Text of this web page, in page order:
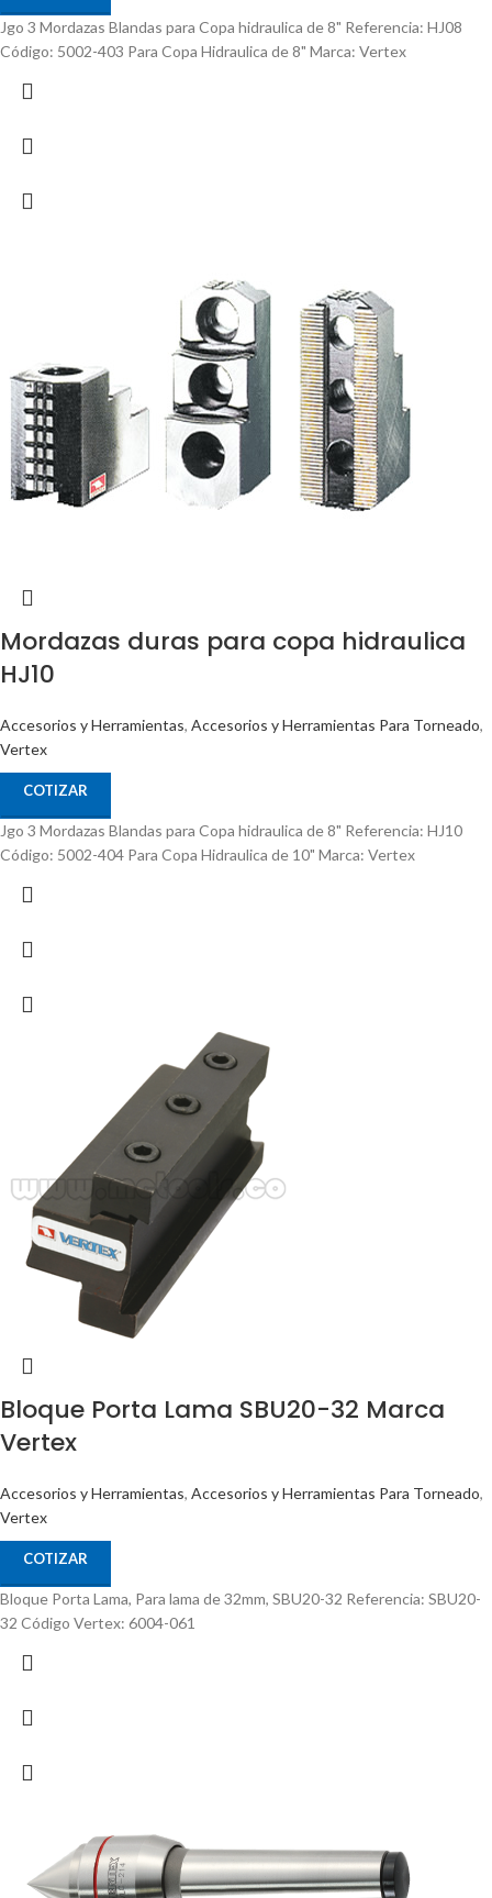
Jgo 3 Mordazas Blandas para Copa hidraulica de 8" Referencia: HJ08
Código: 5002-403 Para Copa Hidraulica de 8" Marca: Vertex
Mordazas duras para copa hidraulica
HJ10
Accesorios y Herramientas, Accesorios y Herramientas Para Torneado,
Vertex
COTIZAR
Jgo 3 Mordazas Blandas para Copa hidraulica de 8" Referencia: HJ10
Código: 5002-404 Para Copa Hidraulica de 10" Marca: Vertex
Bloque Porta Lama SBU20-32 Marca
Vertex
Accesorios y Herramientas, Accesorios y Herramientas Para Torneado,
Vertex
COTIZAR
Bloque Porta Lama, Para lama de 32mm, SBU20-32 Referencia: SBU20-
32 Código Vertex: 6004-061